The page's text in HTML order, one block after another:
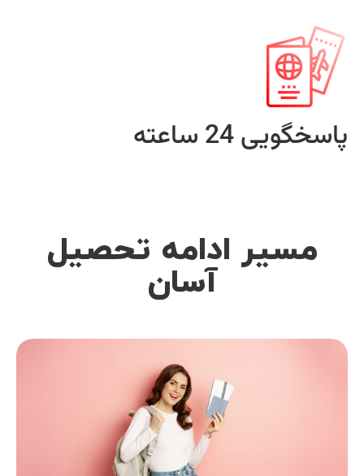
پاسخگویی 24 ساعته
مسیر ادامه تحصیل
آسان